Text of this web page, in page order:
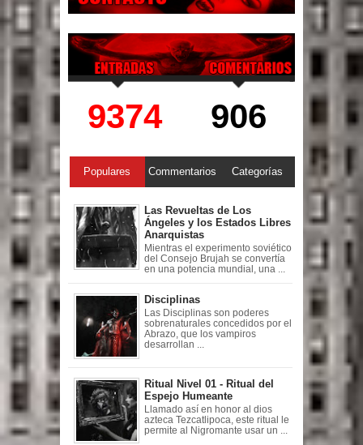
9374 906
Populares Commentarios Categorías
Las Revueltas de Los
Ángeles y los Estados Libres
Anarquistas
Mientras el experimento soviético
del Consejo Brujah se convertía
en una potencia mundial, una ...
Disciplinas
Las Disciplinas son poderes
sobrenaturales concedidos por el
Abrazo, que los vampiros
desarrollan ...
Ritual Nivel 01 - Ritual del
Espejo Humeante
Llamado así en honor al dios
azteca Tezcatlipoca, este ritual le
permite al Nigromante usar un ...